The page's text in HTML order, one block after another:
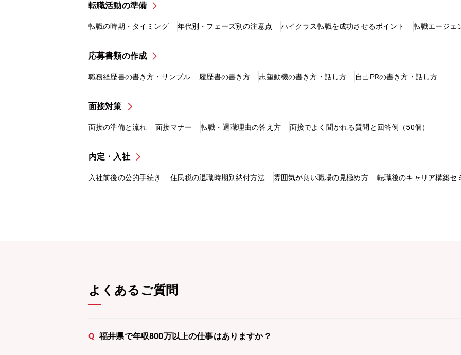
転職活動の準備
転職の時期・タイミング 年代別・フェーズ別の注意点 ハイクラス転職を成功させるポイント 転職エージェ
応募書類の作成
職務経歴書の書き方・サンプル 履歴書の書き方 志望動機の書き方・話し方 自己PRの書き方・話し方
面接対策
面接の準備と流れ 面接マナー 転職・退職理由の答え方 面接でよく聞かれる質問と回答例（50個）
内定・入社
入社前後の公的手続き 住民税の退職時期別納付方法 雰囲気が良い職場の見極め方 転職後のキャリア構築セ
よくあるご質問
Q 福井県で年収800万以上の仕事はありますか？